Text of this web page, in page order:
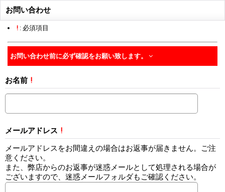
お問い合わせ
! : 必須項目
お問い合わせ前に必ず確認をお願い致します。
お名前 !
メールアドレス !
メールアドレスをお間違えの場合はお返事が届きません。ご注
意ください。
また、弊店からのお返事が迷惑メールとして処理される場合が
ございますので、迷惑メールフォルダもご確認ください。